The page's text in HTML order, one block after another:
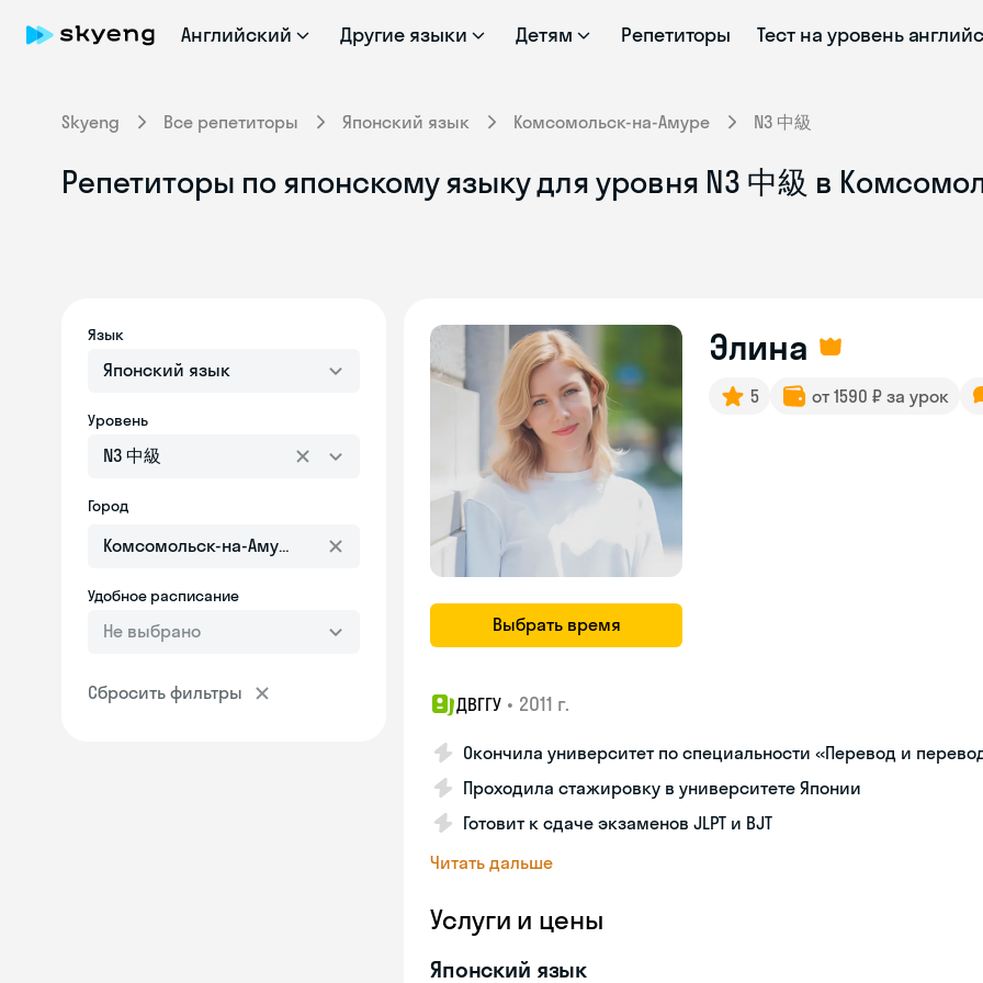
Английский Другие языки Детям Репетиторы Тест на уровень
Skyeng Все репетиторы Японский язык Комсомольск-на-Амуре N3 中級
Репетиторы по японскому языку для уровня N3 中級 в
Язык
Японский язык
Уровень
N3 中級
Город
Удобное расписание
Не выбрано
Сбросить фильтры
Выбрать время
Элина
5 от 1590 ₽ за урок
ДВГГУ • 2011 г.
Окончила университет по специальности «Перевод и
Проходила стажировку в университете Японии
Готовит к сдаче экзаменов JLPT и BJT
Читать дальше
Услуги и цены
Японский язык